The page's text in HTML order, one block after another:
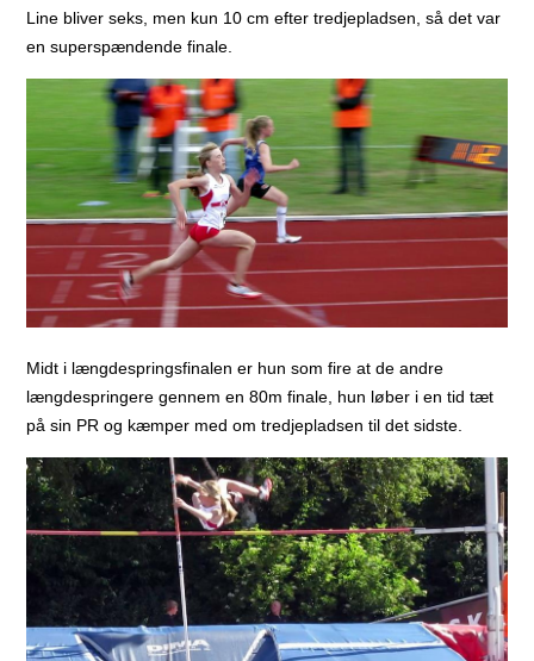
Line bliver seks, men kun 10 cm efter tredjepladsen, så det var
en superspændende finale.
Midt i længdespringsfinalen er hun som fire at de andre
længdespringere gennem en 80m finale, hun løber i en tid tæt
på sin PR og kæmper med om tredjepladsen til det sidste.